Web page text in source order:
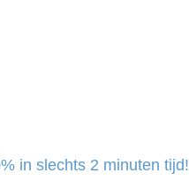
in slechts 2 minuten tijd!